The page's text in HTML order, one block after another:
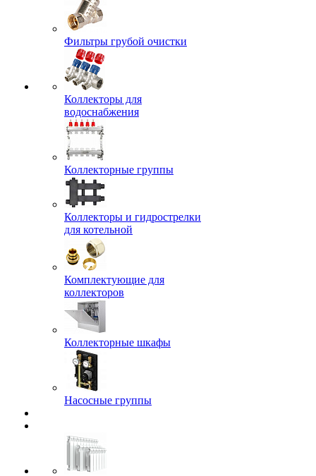
Фильтры грубой очистки
Коллекторы для
водоснабжения
Коллекторные группы
Коллекторы и гидрострелки
для котельной
Комплектующие для
коллекторов
Коллекторные шкафы
Насосные группы